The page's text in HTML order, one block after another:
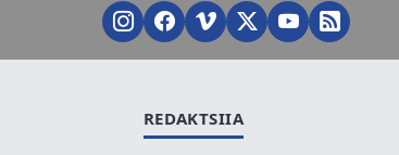
REDAKTSIIA